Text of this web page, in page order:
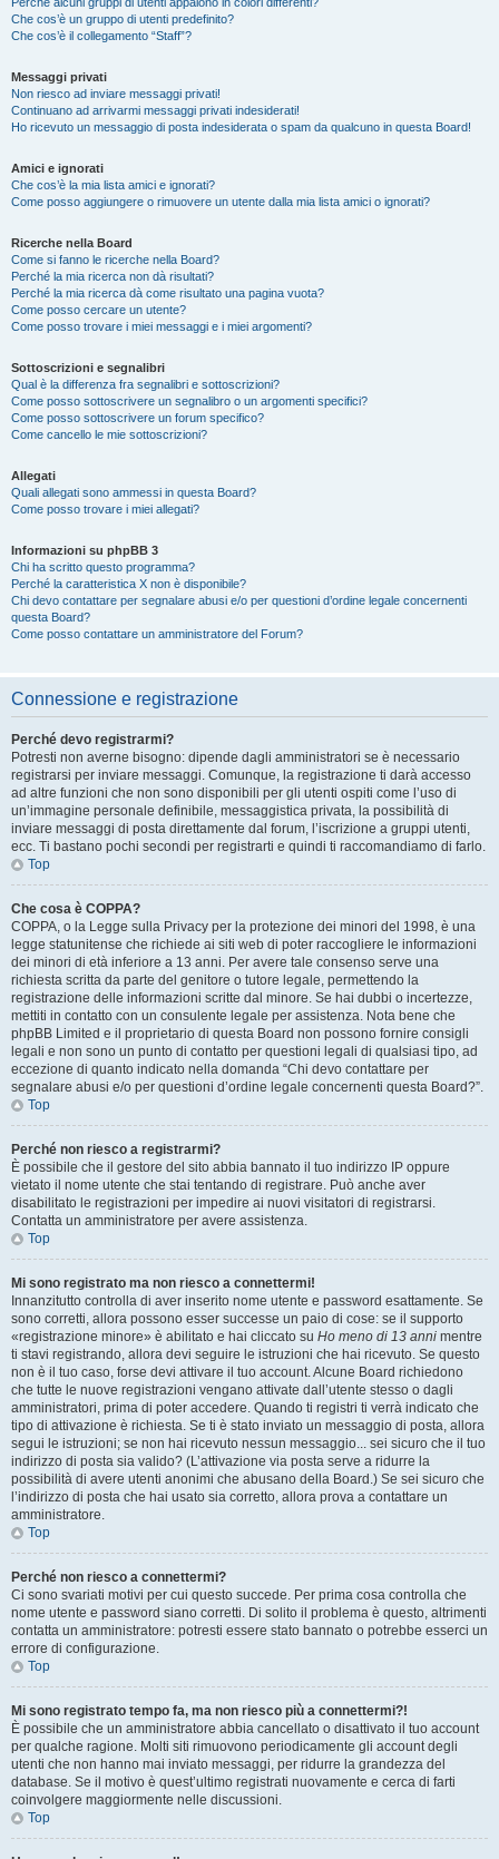
Che cos’è un gruppo di utenti predefinito?
Che cos’è il collegamento “Staff”?
Messaggi privati
Non riesco ad inviare messaggi privati!
Continuano ad arrivarmi messaggi privati indesiderati!
Ho ricevuto un messaggio di posta indesiderata o spam da qualcuno in questa Board!
Amici e ignorati
Che cos’è la mia lista amici e ignorati?
Come posso aggiungere o rimuovere un utente dalla mia lista amici o ignorati?
Ricerche nella Board
Come si fanno le ricerche nella Board?
Perché la mia ricerca non dà risultati?
Perché la mia ricerca dà come risultato una pagina vuota?
Come posso cercare un utente?
Come posso trovare i miei messaggi e i miei argomenti?
Sottoscrizioni e segnalibri
Qual è la differenza fra segnalibri e sottoscrizioni?
Come posso sottoscrivere un segnalibro o un argomenti specifici?
Come posso sottoscrivere un forum specifico?
Come cancello le mie sottoscrizioni?
Allegati
Quali allegati sono ammessi in questa Board?
Come posso trovare i miei allegati?
Informazioni su phpBB 3
Chi ha scritto questo programma?
Perché la caratteristica X non è disponibile?
Chi devo contattare per segnalare abusi e/o per questioni d’ordine legale concernenti
questa Board?
Come posso contattare un amministratore del Forum?
Connessione e registrazione
Perché devo registrarmi?
Potresti non averne bisogno: dipende dagli amministratori se è necessario
registrarsi per inviare messaggi. Comunque, la registrazione ti darà accesso
ad altre funzioni che non sono disponibili per gli utenti ospiti come l’uso di
un’immagine personale definibile, messaggistica privata, la possibilità di
inviare messaggi di posta direttamente dal forum, l’iscrizione a gruppi utenti,
ecc. Ti bastano pochi secondi per registrarti e quindi ti raccomandiamo di farlo.
Top
Che cosa è COPPA?
COPPA, o la Legge sulla Privacy per la protezione dei minori del 1998, è una
legge statunitense che richiede ai siti web di poter raccogliere le informazioni
dei minori di età inferiore a 13 anni. Per avere tale consenso serve una
richiesta scritta da parte del genitore o tutore legale, permettendo la
registrazione delle informazioni scritte dal minore. Se hai dubbi o incertezze,
mettiti in contatto con un consulente legale per assistenza. Nota bene che
phpBB Limited e il proprietario di questa Board non possono fornire consigli
legali e non sono un punto di contatto per questioni legali di qualsiasi tipo, ad
eccezione di quanto indicato nella domanda “Chi devo contattare per
segnalare abusi e/o per questioni d’ordine legale concernenti questa Board?”.
Top
Perché non riesco a registrarmi?
È possibile che il gestore del sito abbia bannato il tuo indirizzo IP oppure
vietato il nome utente che stai tentando di registrare. Può anche aver
disabilitato le registrazioni per impedire ai nuovi visitatori di registrarsi.
Contatta un amministratore per avere assistenza.
Top
Mi sono registrato ma non riesco a connettermi!
Innanzitutto controlla di aver inserito nome utente e password esattamente. Se
sono corretti, allora possono esser successe un paio di cose: se il supporto
«registrazione minore» è abilitato e hai cliccato su Ho meno di 13 anni mentre
ti stavi registrando, allora devi seguire le istruzioni che hai ricevuto. Se questo
non è il tuo caso, forse devi attivare il tuo account. Alcune Board richiedono
che tutte le nuove registrazioni vengano attivate dall’utente stesso o dagli
amministratori, prima di poter accedere. Quando ti registri ti verrà indicato che
tipo di attivazione è richiesta. Se ti è stato inviato un messaggio di posta, allora
segui le istruzioni; se non hai ricevuto nessun messaggio... sei sicuro che il tuo
indirizzo di posta sia valido? (L’attivazione via posta serve a ridurre la
possibilità di avere utenti anonimi che abusano della Board.) Se sei sicuro che
l’indirizzo di posta che hai usato sia corretto, allora prova a contattare un
amministratore.
Top
Perché non riesco a connettermi?
Ci sono svariati motivi per cui questo succede. Per prima cosa controlla che
nome utente e password siano corretti. Di solito il problema è questo, altrimenti
contatta un amministratore: potresti essere stato bannato o potrebbe esserci un
errore di configurazione.
Top
Mi sono registrato tempo fa, ma non riesco più a connettermi?!
È possibile che un amministratore abbia cancellato o disattivato il tuo account
per qualche ragione. Molti siti rimuovono periodicamente gli account degli
utenti che non hanno mai inviato messaggi, per ridurre la grandezza del
database. Se il motivo è quest’ultimo registrati nuovamente e cerca di farti
coinvolgere maggiormente nelle discussioni.
Top